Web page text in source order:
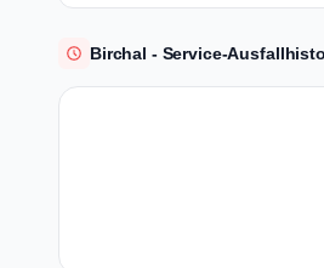
Birchal - Service-